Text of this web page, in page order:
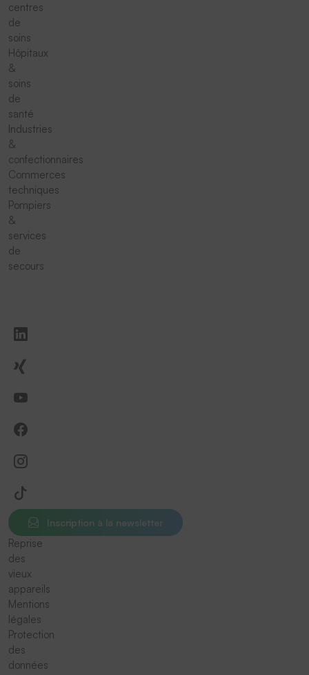
centres
de
soins
Hôpitaux
&
soins
de
santé
Industries
&
confectionnaires
Commerces
techniques
Pompiers
&
services
de
secours
Inscription à la newsletter
Reprise
des
vieux
appareils
Mentions
légales
Protection
des
données